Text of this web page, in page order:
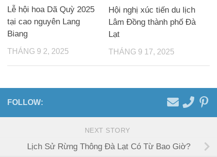
Lễ hội hoa Dã Quỳ 2025
tại cao nguyên Lang
Biang
THÁNG 9 2, 2025
Hội nghị xúc tiến du lịch
Lâm Đồng thành phố Đà
Lạt
THÁNG 9 17, 2025
FOLLOW:
NEXT STORY
Lịch Sử Rừng Thông Đà Lạt Có Từ Bao Giờ?